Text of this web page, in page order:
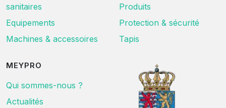
sanitaires
Equipements
Machines & accessoires
Produits
Protection & sécurité
Tapis
MEYPRO
Qui sommes-nous ?
Actualités